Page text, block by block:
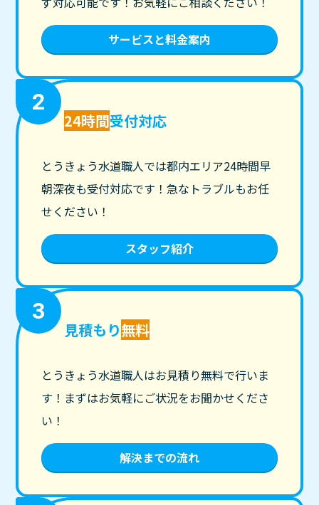
サービスと料金案内
2
24時間受付対応
とうきょう水道職人では都内エリア24時間早
朝深夜も受付対応です！急なトラブルもお任
せください！
スタッフ紹介
3
見積もり無料
とうきょう水道職人はお見積り無料で行いま
す！まずはお気軽にご状況をお聞かせくださ
い！
解決までの流れ